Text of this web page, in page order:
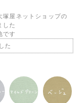
塚屋ネットショップの
した
です
た